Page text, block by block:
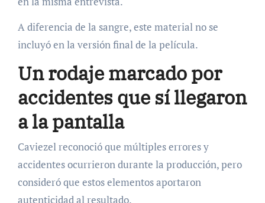
A diferencia de la sangre, este material no se
incluyó en la versión final de la película.
Un rodaje marcado por
accidentes que sí llegaron
a la pantalla
Caviezel reconoció que múltiples errores y
accidentes ocurrieron durante la producción, pero
consideró que estos elementos aportaron
autenticidad al resultado.